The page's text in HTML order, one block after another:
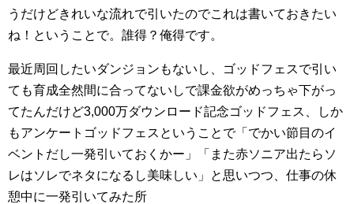
うだけどきれいな流れで引いたのでこれは書いておきたい
ね！ということで。誰得？俺得です。
最近周回したいダンジョンもないし、ゴッドフェスで引い
ても育成全然間に合ってないしで課金欲がめっちゃ下がっ
てたんだけど3,000万ダウンロード記念ゴッドフェス、しか
もアンケートゴッドフェスということで「でかい節目のイ
ベントだし一発引いておくかー」「また赤ソニア出たらソ
レはソレでネタになるし美味しい」と思いつつ、仕事の休
憩中に一発引いてみた所